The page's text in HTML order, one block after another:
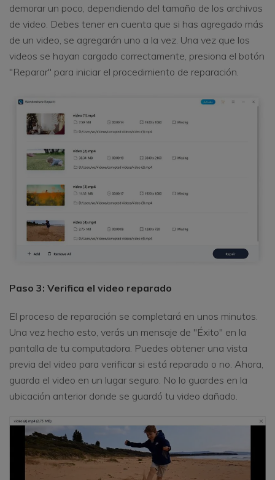
demorar un poco, dependiendo del tamaño de los archivos
de video. Debes tener en cuenta que si has agregado más
de un video, se agregarán uno a la vez. Una vez que los
videos se hayan cargado correctamente, presiona el botón
"Reparar" para iniciar el procedimiento de reparación.
Paso 3: Verifica el video reparado
El proceso de reparación se completará en unos minutos.
Una vez hecho esto, verás un mensaje de "Éxito" en la
pantalla de tu computadora. Puedes obtener una vista
previa del video para verificar si está reparado o no. Ahora,
guarda el video en un lugar seguro. No lo guardes en la
ubicación anterior donde se guardó tu video dañado.